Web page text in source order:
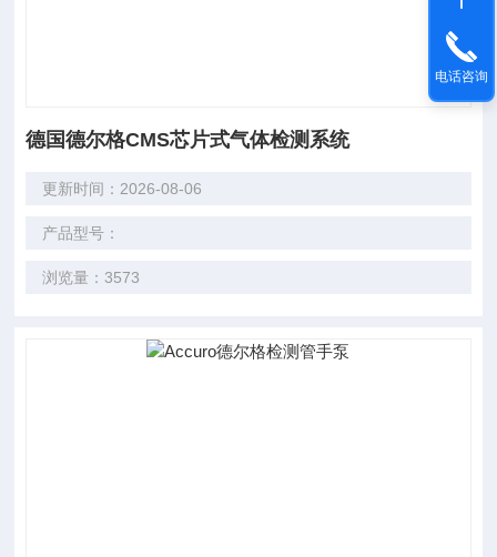
德国德尔格CMS芯片式气体检测系统
更新时间：2026-08-06
产品型号：
浏览量：3573
电话咨询